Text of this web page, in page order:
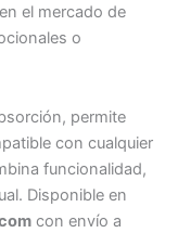
el mercado de
o
permite
con cualquier
funcionalidad,
Disponible en
con envío a